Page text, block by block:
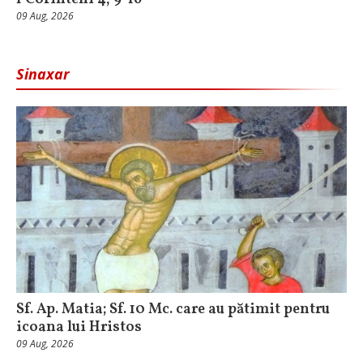
09 Aug, 2026
Sinaxar
Sf. Ap. Matia; Sf. 10 Mc. care au pătimit pentru
icoana lui Hristos
09 Aug, 2026